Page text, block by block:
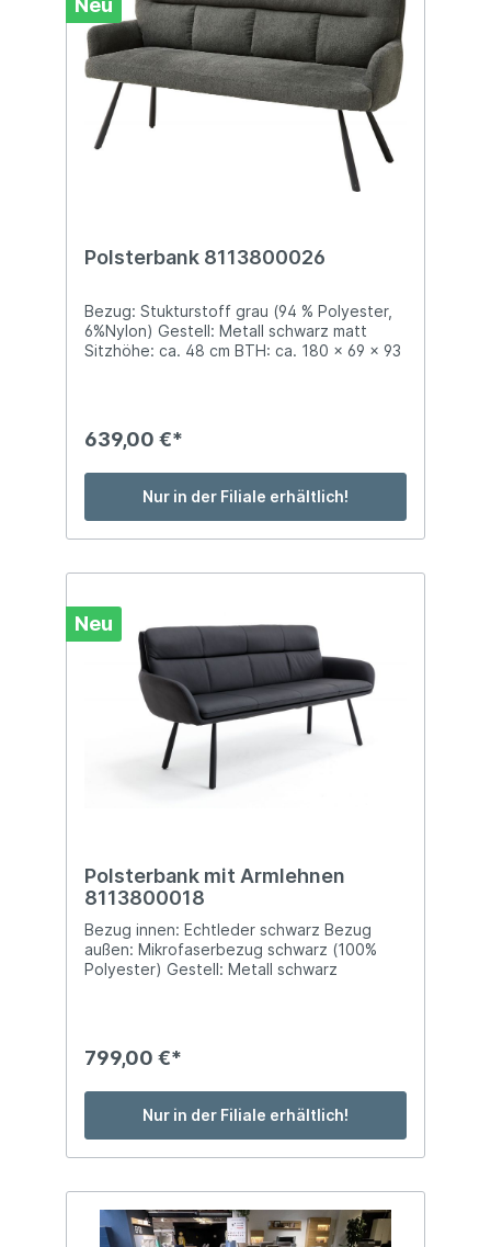
Neu
Polsterbank 8113800026
Bezug: Stukturstoff grau (94 % Polyester,
6%Nylon) Gestell: Metall schwarz matt
Sitzhöhe: ca. 48 cm BTH: ca. 180 x 69 x 93
639,00 €*
Nur in der Filiale erhältlich!
Neu
Polsterbank mit Armlehnen
8113800018
Bezug innen: Echtleder schwarz Bezug
außen: Mikrofaserbezug schwarz (100%
Polyester) Gestell: Metall schwarz
799,00 €*
Nur in der Filiale erhältlich!